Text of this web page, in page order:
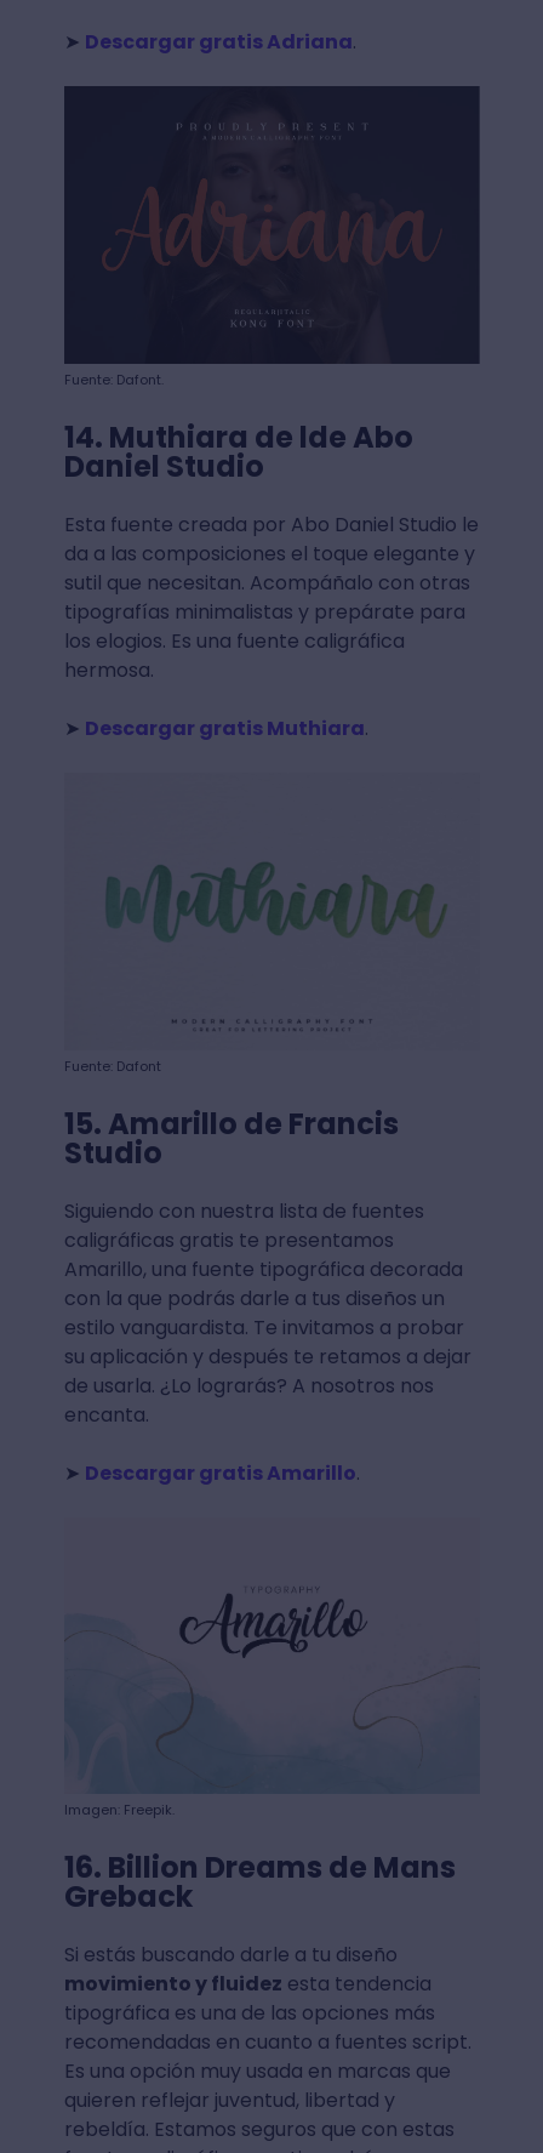
➤ Descargar gratis Adriana.
Fuente: Dafont.
14. Muthiara de lde Abo
Daniel Studio
Esta fuente creada por Abo Daniel Studio le
da a las composiciones el toque elegante y
sutil que necesitan. Acompáñalo con otras
tipografías minimalistas y prepárate para
los elogios. Es una fuente caligráfica
hermosa.
➤ Descargar gratis Muthiara.
Fuente: Dafont
15. Amarillo de Francis
Studio
Siguiendo con nuestra lista de fuentes
caligráficas gratis te presentamos
Amarillo, una fuente tipográfica decorada
con la que podrás darle a tus diseños un
estilo vanguardista. Te invitamos a probar
su aplicación y después te retamos a dejar
de usarla. ¿Lo lograrás? A nosotros nos
encanta.
➤ Descargar gratis Amarillo.
Imagen: Freepik.
16. Billion Dreams de Mans
Greback
Si estás buscando darle a tu diseño
movimiento y fluidez esta tendencia
tipográfica es una de las opciones más
recomendadas en cuanto a fuentes script.
Es una opción muy usada en marcas que
quieren reflejar juventud, libertad y
rebeldía. Estamos seguros que con estas